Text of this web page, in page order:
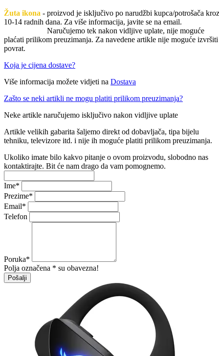
Žuta ikona - proizvod je isključivo po narudžbi kupca/potrošača kroz
10-14 radnih dana. Za više informacija, javite se na email.
Naručujemo tek nakon vidljive uplate, nije moguće
plaćati prilikom preuzimanja. Za navedene artikle nije moguće izvršiti
povrat.
Koja je cijena dostave?
Više informacija možete vidjeti na Dostava
Zašto se neki artikli ne mogu platiti prilikom preuzimanja?
Neke artikle naručujemo isključivo nakon vidljive uplate
Artikle velikih gabarita šaljemo direkt od dobavljača, tipa bijelu
tehniku, televizore itd. i nije ih moguće platiti prilikom preuzimanja.
Ukoliko imate bilo kakvo pitanje o ovom proizvodu, slobodno nas
kontaktirajte. Bit će nam drago da vam pomognemo.
Ime*
Prezime*
Email*
Telefon
Poruka*
Polja označena * su obavezna!
Pošalji